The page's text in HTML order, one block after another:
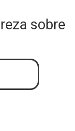
sobre